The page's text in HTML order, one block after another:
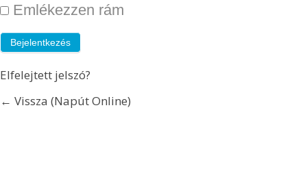
Emlékezzen rám
Elfelejtett jelszó?
← Vissza (Napút Online)